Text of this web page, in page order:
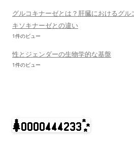
グルコキナーゼとは？肝臓におけるグ
キソキナーゼとの違い
1件のビュー
性とジェンダーの生物学的な基盤
1件のビュー